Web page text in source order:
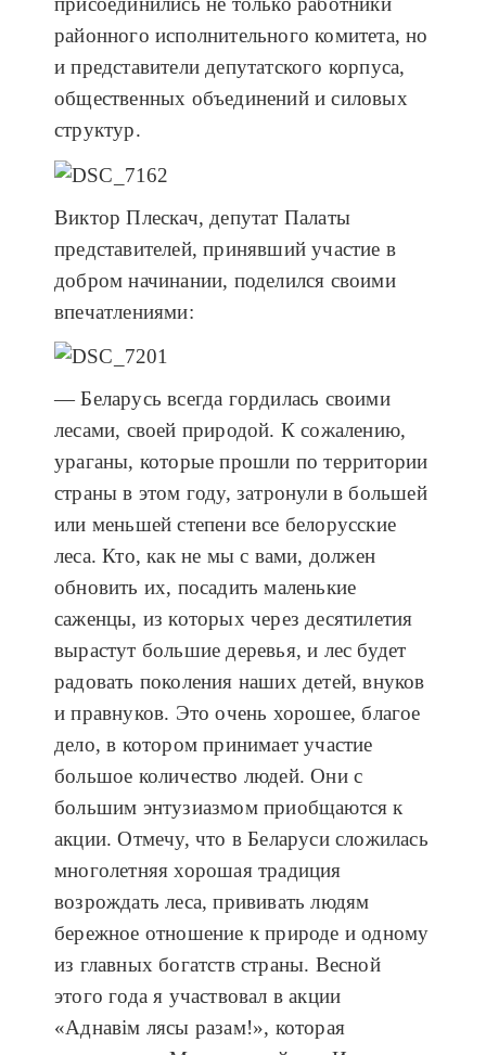
районного исполнительного комитета, но
и представители депутатского корпуса,
общественных объединений и силовых
структур.
Виктор Плескач, депутат Палаты
представителей, принявший участие в
добром начинании, поделился своими
впечатлениями:
— Беларусь всегда гордилась своими
лесами, своей природой. К сожалению,
ураганы, которые прошли по территории
страны в этом году, затронули в большей
или меньшей степени все белорусские
леса. Кто, как не мы с вами, должен
обновить их, посадить маленькие
саженцы, из которых через десятилетия
вырастут большие деревья, и лес будет
радовать поколения наших детей, внуков
и правнуков. Это очень хорошее, благое
дело, в котором принимает участие
большое количество людей. Они с
большим энтузиазмом приобщаются к
акции. Отмечу, что в Беларуси сложилась
многолетняя хорошая традиция
возрождать леса, прививать людям
бережное отношение к природе и одному
из главных богатств страны. Весной
этого года я участвовал в акции
«Аднавім лясы разам!», которая